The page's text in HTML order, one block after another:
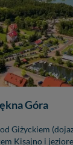
Góra
Giżyckiem
Kisajno i